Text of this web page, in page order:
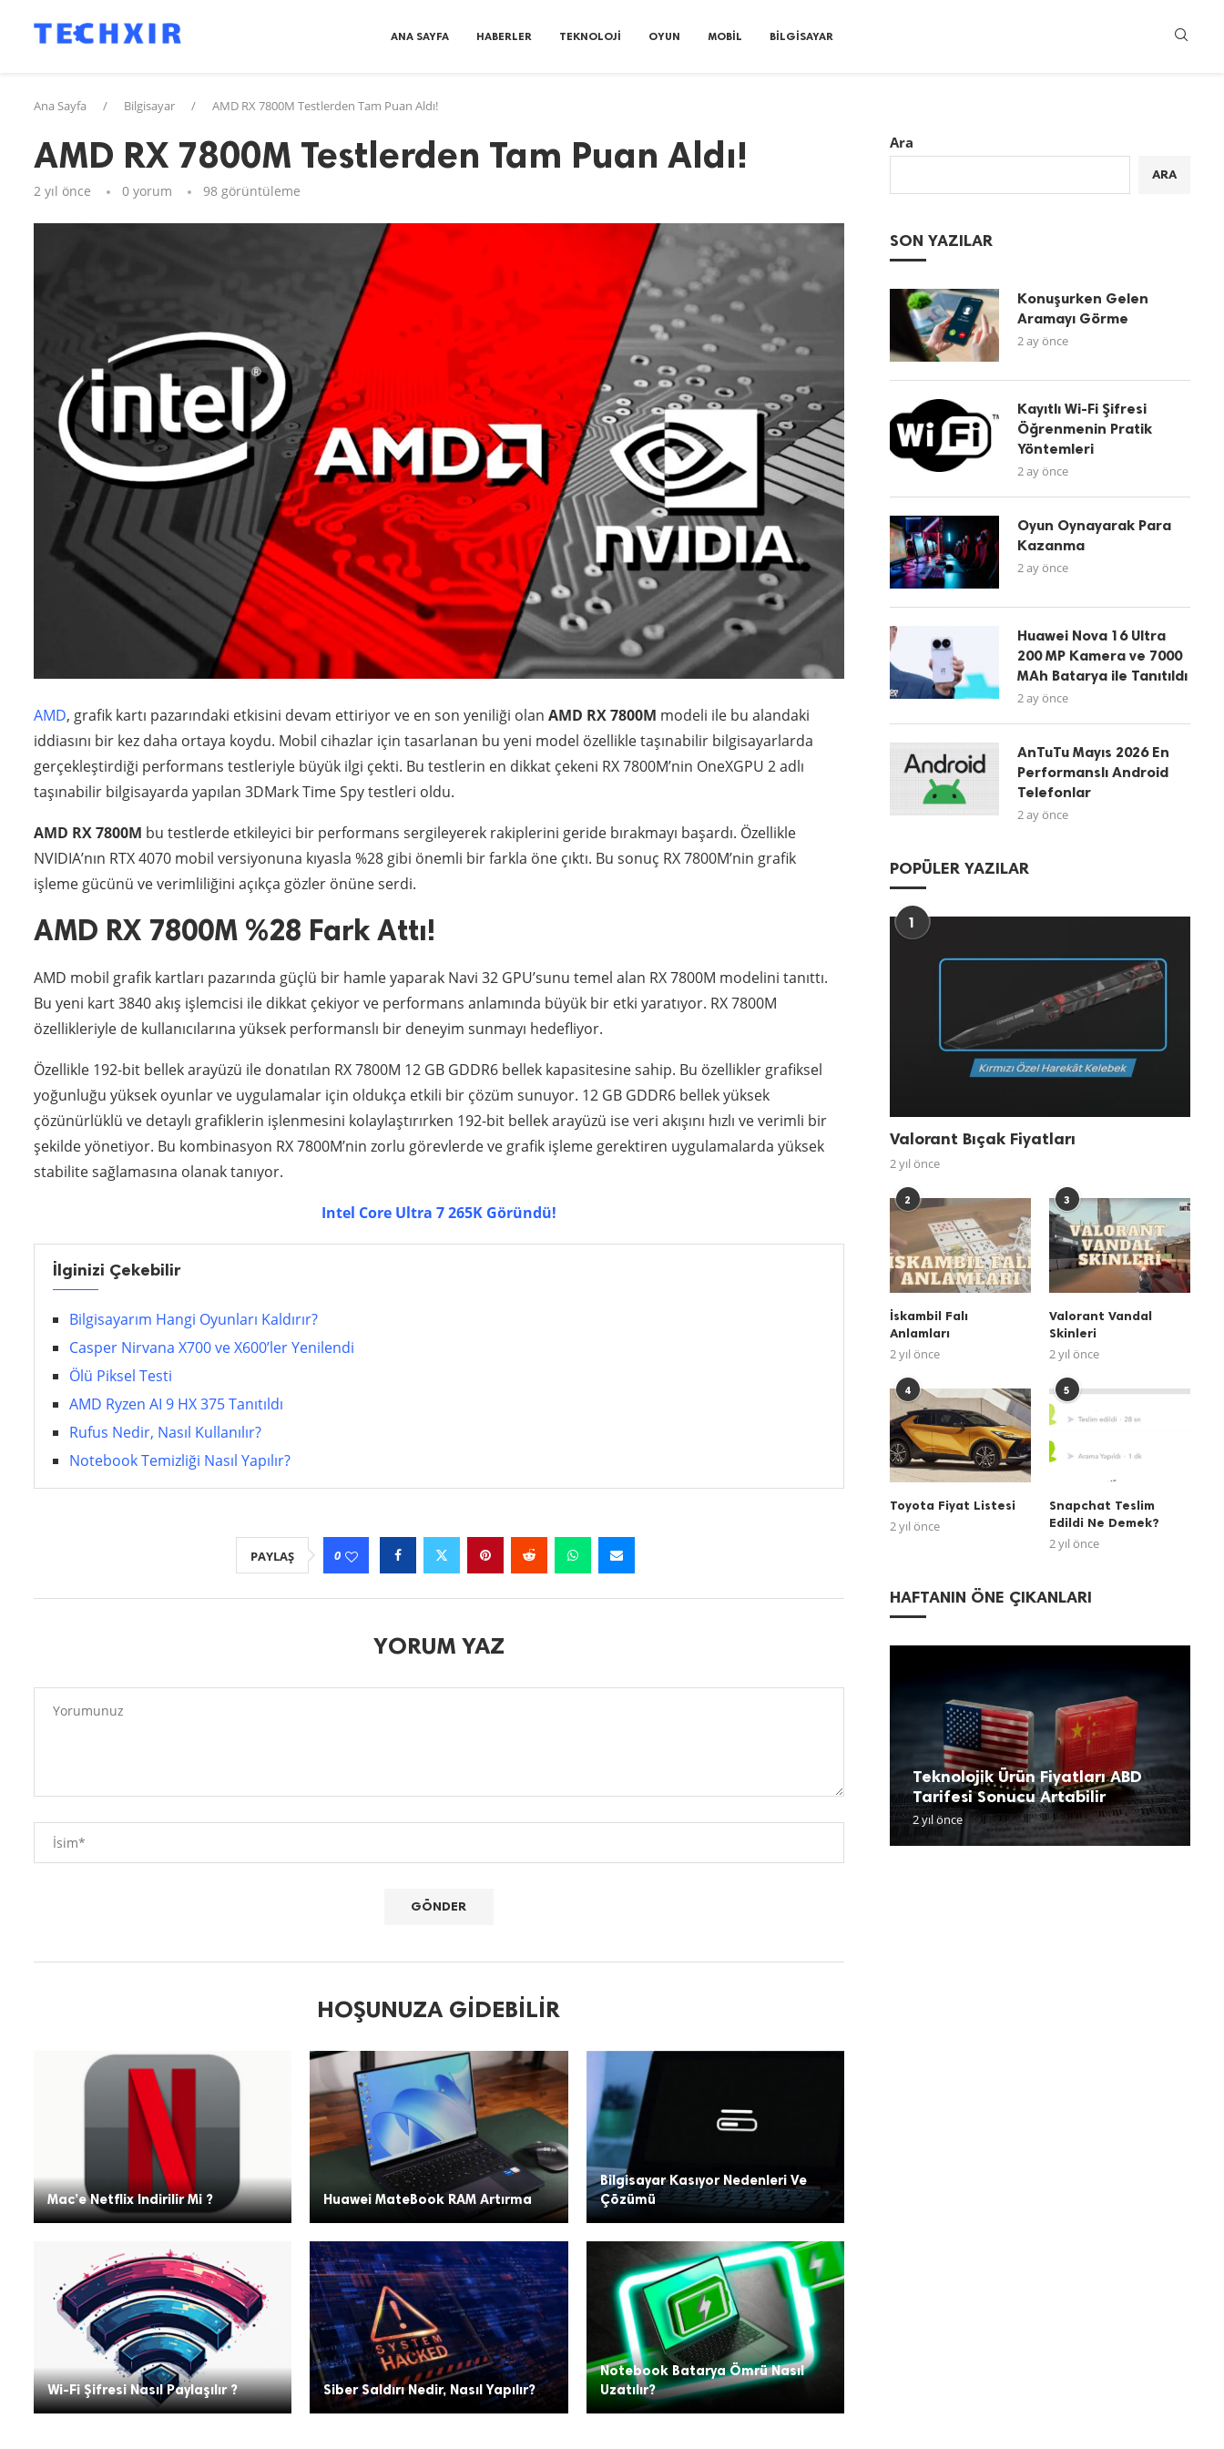
ANA SAYFA HABERLER TEKNOLOJI OYUN MOBIL BILGISAYAR
Ana Sayfa / Bilgisayar / AMD RX 7800M Testlerden Tam Puan Aldı!
AMD RX 7800M Testlerden Tam Puan Aldı!
2 yıl önce 0 yorum 98 görüntüleme
AMD, grafik kartı pazarındaki etkisini devam ettiriyor ve en son yeniliği olan AMD RX 7800M modeli ile bu alandaki
iddiasını bir kez daha ortaya koydu. Mobil cihazlar için tasarlanan bu yeni model özellikle taşınabilir bilgisayarlarda
gerçekleştirdiği performans testleriyle büyük ilgi çekti. Bu testlerin en dikkat çekeni RX 7800M’nin OneXGPU 2 adlı
taşınabilir bilgisayarda yapılan 3DMark Time Spy testleri oldu.
AMD RX 7800M bu testlerde etkileyici bir performans sergileyerek rakiplerini geride bırakmayı başardı. Özellikle
NVIDIA’nın RTX 4070 mobil versiyonuna kıyasla %28 gibi önemli bir farkla öne çıktı. Bu sonuç RX 7800M’nin grafik
işleme gücünü ve verimliliğini açıkça gözler önüne serdi.
AMD RX 7800M %28 Fark Attı!
AMD mobil grafik kartları pazarında güçlü bir hamle yaparak Navi 32 GPU’sunu temel alan RX 7800M modelini tanıttı.
Bu yeni kart 3840 akış işlemcisi ile dikkat çekiyor ve performans anlamında büyük bir etki yaratıyor. RX 7800M
özellikleriyle de kullanıcılarına yüksek performanslı bir deneyim sunmayı hedefliyor.
Özellikle 192-bit bellek arayüzü ile donatılan RX 7800M 12 GB GDDR6 bellek kapasitesine sahip. Bu özellikler grafiksel
yoğunluğu yüksek oyunlar ve uygulamalar için oldukça etkili bir çözüm sunuyor. 12 GB GDDR6 bellek yüksek
çözünürlüklü ve detaylı grafiklerin işlenmesini kolaylaştırırken 192-bit bellek arayüzü ise veri akışını hızlı ve verimli bir
şekilde yönetiyor. Bu kombinasyon RX 7800M’nin zorlu görevlerde ve grafik işleme gerektiren uygulamalarda yüksek
stabilite sağlamasına olanak tanıyor.
Intel Core Ultra 7 265K Göründü!
İlginizi Çekebilir
Bilgisayarım Hangi Oyunları Kaldırır?
Casper Nirvana X700 ve X600’ler Yenilendi
Ölü Piksel Testi
AMD Ryzen AI 9 HX 375 Tanıtıldı
Rufus Nedir, Nasıl Kullanılır?
Notebook Temizliği Nasıl Yapılır?
PAYLAŞ 0
YORUM YAZ
HOŞUNUZA GIDEBILIR
Mac’e Netflix Indirilir Mi ? Huawei MateBook RAM Artırma
Bilgisayar Kasıyor Nedenleri Ve
Çözümü
Wi-Fi Şifresi Nasıl Paylaşılır ? Siber Saldırı Nedir, Nasıl Yapılır?
Notebook Batarya Ömrü Nasıl
Uzatılır?
Ara
ARA
SON YAZILAR
Konuşurken Gelen
Aramayı Görme
2 ay önce
Kayıtlı Wi-Fi Şifresi
Öğrenmenin Pratik
Yöntemleri
2 ay önce
Oyun Oynayarak Para
Kazanma
2 ay önce
Huawei Nova 16 Ultra
200 MP Kamera ve 7000
MAh Batarya ile Tanıtıldı
2 ay önce
AnTuTu Mayıs 2026 En
Performanslı Android
Telefonlar
2 ay önce
POPÜLER YAZILAR
1
Valorant Bıçak Fiyatları
2 yıl önce
2
İskambil Falı
Anlamları
2 yıl önce
3
Valorant Vandal
Skinleri
2 yıl önce
4
Toyota Fiyat Listesi
2 yıl önce
5
Snapchat Teslim
Edildi Ne Demek?
2 yıl önce
HAFTANIN ÖNE ÇIKANLARI
Teknolojik Ürün Fiyatları ABD
Tarifesi Sonucu Artabilir
2 yıl önce